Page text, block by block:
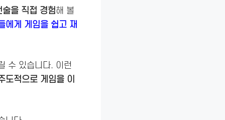
을 직접 경험해 볼
에게 게임을 쉽고 재
수 있습니다. 이런
도적으로 게임을 이